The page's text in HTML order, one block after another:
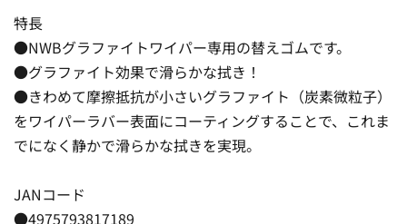
特長
●NWBグラファイトワイパー専用の替えゴムです。
●グラファイト効果で滑らかな拭き！
●きわめて摩擦抵抗が小さいグラファイト（炭素微粒子）
をワイパーラバー表面にコーティングすることで、これま
でになく静かで滑らかな拭きを実現。
JANコード
●4975793817189